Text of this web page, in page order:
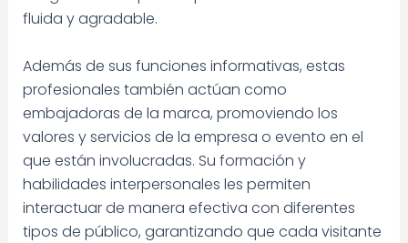
fluida y agradable.
Además de sus funciones informativas, estas
profesionales también actúan como
embajadoras de la marca, promoviendo los
valores y servicios de la empresa o evento en el
que están involucradas. Su formación y
habilidades interpersonales les permiten
interactuar de manera efectiva con diferentes
tipos de público, garantizando que cada visitante